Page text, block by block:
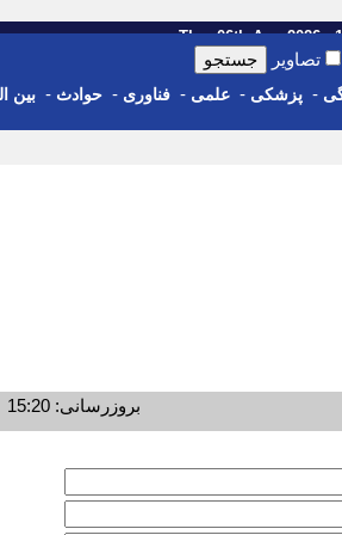
تصاویر
- پزشکی - علمی - فناوری - حوادث - بین
بروزرسانی: 15:20